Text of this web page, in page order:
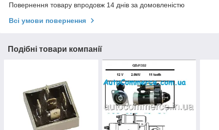
Повернення товару впродовж 14 днів за домовленістю
Всі умови повернення
Подібні товари компанії